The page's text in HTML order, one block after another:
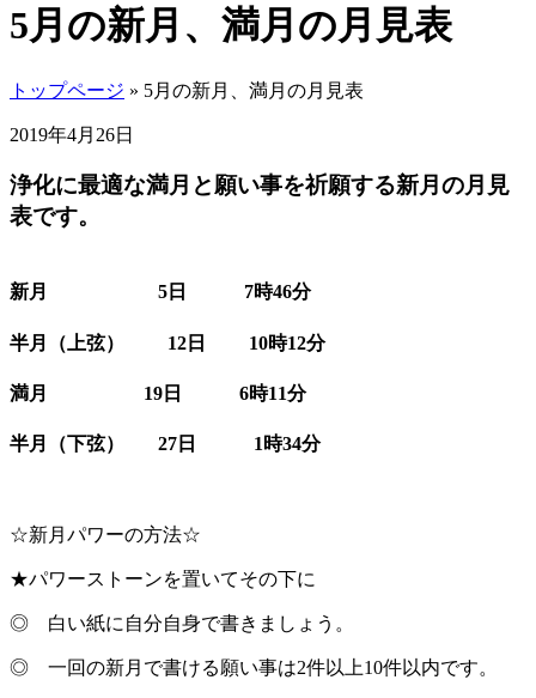
5月の新月、満月の月見表
トップページ » 5月の新月、満月の月見表
2019年4月26日
浄化に最適な満月と願い事を祈願する新月の月見
表です。
新月 5日 7時46分
半月（上弦） 12日 10時12分
満月 19日 6時11分
半月（下弦） 27日 1時34分
☆新月パワーの方法☆
★パワーストーンを置いてその下に
◎ 白い紙に自分自身で書きましょう。
◎ 一回の新月で書ける願い事は2件以上10件以内です。